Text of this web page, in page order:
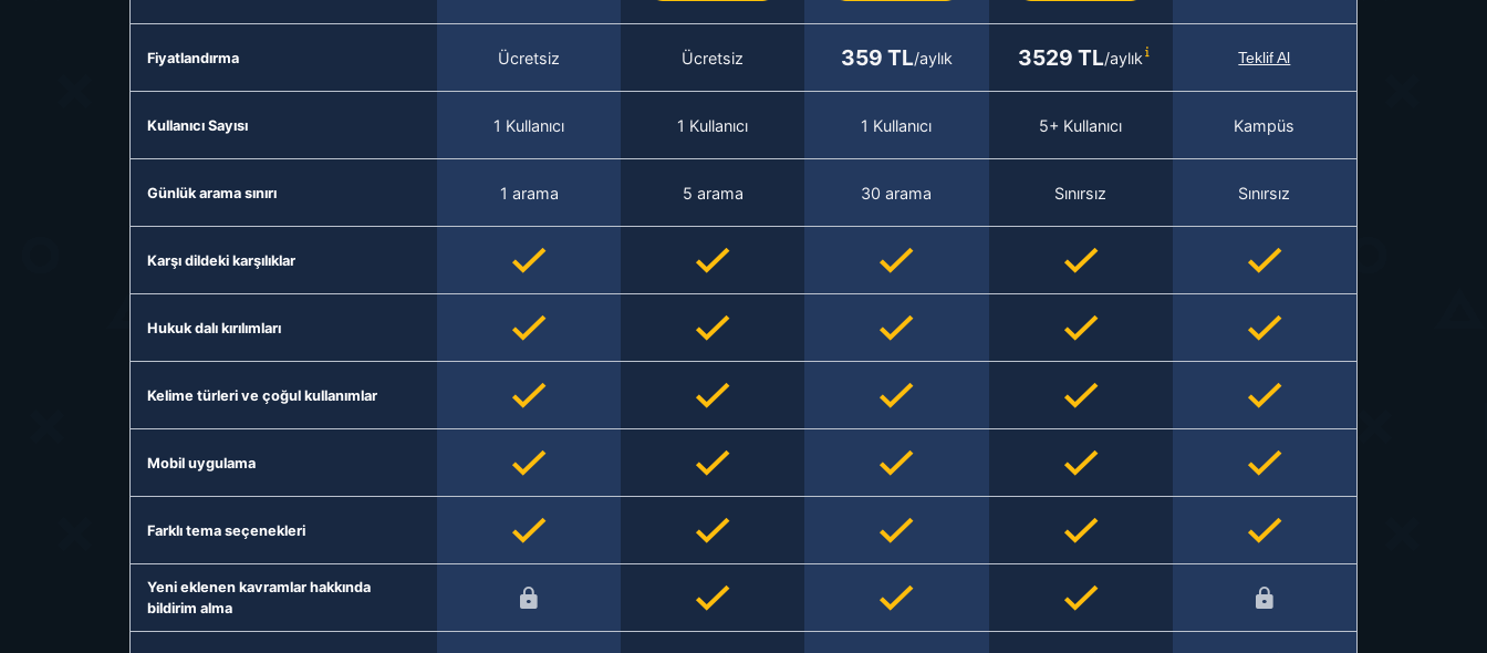
Fiyatlandırma Ücretsiz Ücretsiz 359 TL/aylık 3529 TL/aylık Teklif Al
Kullanıcı Sayısı 1 Kullanıcı 1 Kullanıcı 1 Kullanıcı 5+ Kullanıcı Kampüs
Günlük arama sınırı 1 arama 5 arama 30 arama Sınırsız Sınırsız
Karşı dildeki karşılıklar
Hukuk dalı kırılımları
Kelime türleri ve çoğul kullanımlar
Mobil uygulama
Farklı tema seçenekleri
Yeni eklenen kavramlar hakkında
bildirim alma